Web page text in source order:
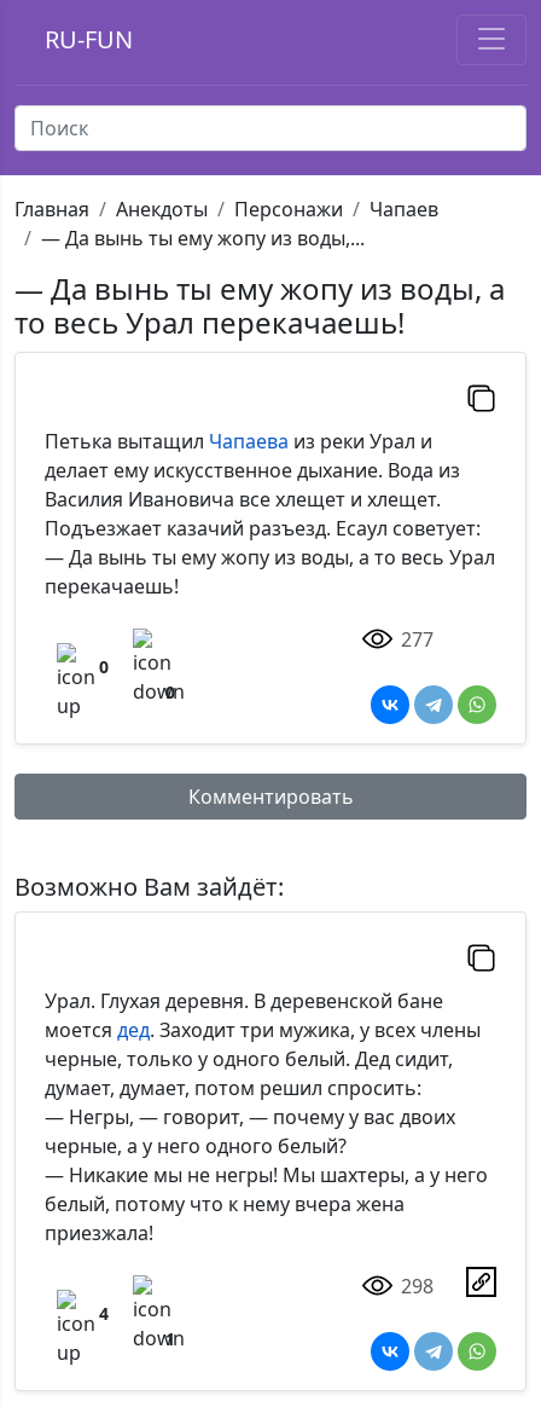
RU-FUN
Главная Анекдоты Персонажи
Чапаев
— Да вынь ты ему жопу из воды,...
— Да вынь ты ему жопу из воды, а
то весь Урал перекачаешь!
Петька вытащил Чапаева из реки Урал и
делает ему искусственное дыхание. Вода из
Василия Ивановича все хлещет и хлещет.
Подъезжает казачий разъезд. Есаул советует:
— Да вынь ты ему жопу из воды, а то весь Урал
перекачаешь!
0
0
277
Комментировать
*Максимальное кол-во символов - 500. Ручная модерация.
Добавить
Возможно Вам зайдёт:
Урал. Глухая деревня. В деревенской бане
моется дед. Заходит три мужика, у всех члены
черные, только у одного белый. Дед сидит,
думает, думает, потом решил спросить:
— Негры, — говорит, — почему у вас двоих
черные, а у него одного белый?
— Никакие мы не негры! Мы шахтеры, а у него
белый, потому что к нему вчера жена
приезжала!
4
1
298